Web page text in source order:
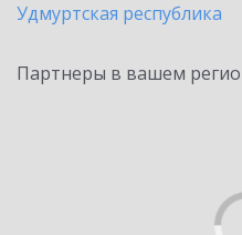
Удмуртская республика
Партнеры в вашем